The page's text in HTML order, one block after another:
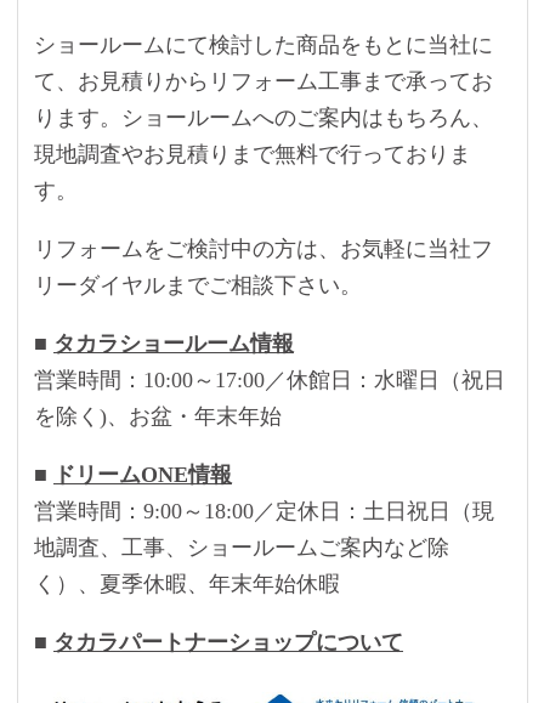
ショールームにて検討した商品をもとに当社に
て、お見積りからリフォーム工事まで承ってお
ります。ショールームへのご案内はもちろん、
現地調査やお見積りまで無料で行っておりま
す。
リフォームをご検討中の方は、お気軽に当社フ
リーダイヤルまでご相談下さい。
■ タカラショールーム情報
営業時間：10:00～17:00／休館日：水曜日（祝日
を除く)、お盆・年末年始
■ ドリームONE情報
営業時間：9:00～18:00／定休日：土日祝日（現
地調査、工事、ショールームご案内など除
く）、夏季休暇、年末年始休暇
■ タカラパートナーショップについて